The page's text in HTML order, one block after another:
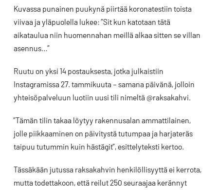
Kuvassa punainen puukynä piirtää koronatestiin toista
viivaa ja yläpuolella lukee: ”Sit kun katotaan tätä
aikataulua niin huomennahan meillä alkaa sitten se villan
asennus…”
Ruutu on yksi 14 postauksesta, jotka julkaistiin
Instagramissa 27. tammikuuta – samana päivänä, jolloin
yhteisöpalveluun luotiin uusi tili nimeltä @raksakahvi.
”Tämän tilin takaa löytyy rakennusalan ammattilainen,
jolle piikkaaminen on päivitystä tutumpaa ja harjateräs
taipuu tutummin kuin hästägit”, esittelyteksti kertoo.
Tässäkään jutussa raksakahvin henkilöllisyyttä ei kerrota,
mutta todettakoon, että reilut 250 seuraajaa kerännyt